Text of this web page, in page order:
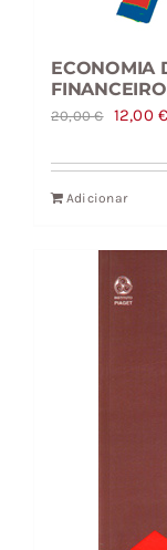
ECONOMIA
20,00€
O
era:
12,00€
Adicionar